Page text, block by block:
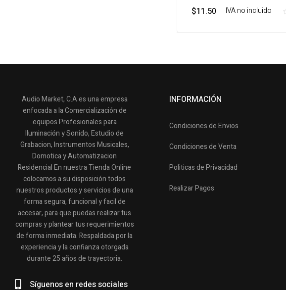
$11.50 ‎ ‎ ‎ IVA no incluido
Audio Market, C.A es una empresa
enfocada a la Comercialización de
equipos Profesionales para
Iluminación y Sonido, Estudio de
Grabacion, Instrumentos Musicales,
Domotica y Automatizacion
Residencial En nuestra Tienda Online
colocamos a su disposición todos
nuestros productos y servicios de una
forma segura, funcional y facil de
accesar, para que puedas realizar tus
compras y plantear tus requerimientos
de forma inmediata. Respaldada por la
experiencia y la confianza otorgada
durante 25 años de trayectoria.
Síguenos en redes sociales
INFORMACIÓN
Condiciones de Envios
Condiciones de Venta
Politicas de Privacidad
Realizar Pagos